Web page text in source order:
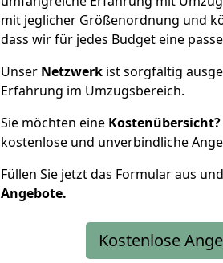
mit jeglicher Größenordnung und
dass wir für jedes Budget eine
Unser Netzwerk ist sorgfältig
Erfahrung im Umzugsbereich.
Sie möchten eine Kostenübersicht?
kostenlose und unverbindliche
Füllen Sie jetzt das Formular aus
Angebote.
Kostenlose